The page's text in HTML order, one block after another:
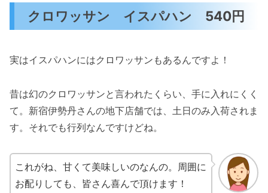
クロワッサン イスパハン 540円
実はイスパハンにはクロワッサンもあるんですよ！
昔は幻のクロワッサンと言われたくらい、手に入れにくく
て。新宿伊勢丹さんの地下店舗では、土日のみ入荷されま
す。それでも行列なんですけどね。
これがね、甘くて美味しいのなんの。周囲に
お配りしても、皆さん喜んで頂けます！